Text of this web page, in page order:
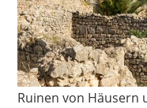
Ruinen von Häusern